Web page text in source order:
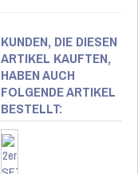
KUNDEN, DIE DIESEN
ARTIKEL KAUFTEN,
HABEN AUCH
FOLGENDE ARTIKEL
BESTELLT: